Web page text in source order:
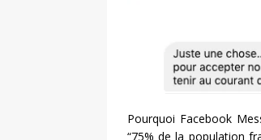
Pourquoi Facebook
“75% de la population